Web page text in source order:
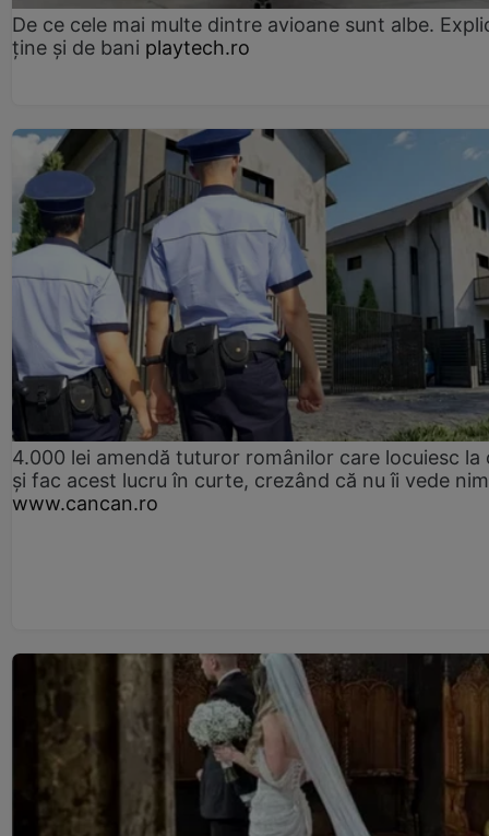
De ce cele mai multe dintre avioane sunt albe.
ține și de bani playtech.ro
4.000 lei amendă tuturor românilor care locuiesc la
și fac acest lucru în curte, crezând că nu îi vede
www.cancan.ro